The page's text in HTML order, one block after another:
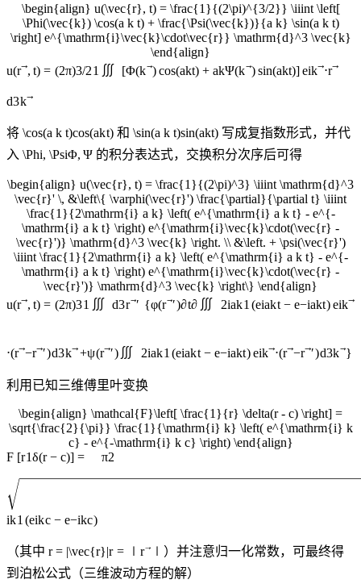
\begin{align} u(\vec{r}, t) = \frac{1}{(2\pi)^{3/2}} \iiint \left[
\Phi(\vec{k}) \cos(a k t) + \frac{\Psi(\vec{k})}{a k} \sin(a k t)
\right] e^{\mathrm{i}\vec{k}\cdot\vec{r}} \mathrm{d}^3 \vec{k}
\end{align}
u(r , t) = (2π)3/21 ∭ [Φ(k )cos(akt) + akΨ(k )sin(akt)]eik ⋅r
d3k
将 \cos(a k t)cos(akt)和 \sin(a k t)sin(akt) 写成复指数形式，并代
入 \Phi, \PsiΦ, Ψ的积分表达式，交换积分次序后可得
\begin{align} u(\vec{r}, t) = \frac{1}{(2\pi)^3} \iiint \mathrm{d}^3
\vec{r}' \, &\left\{ \varphi(\vec{r}') \frac{\partial}{\partial t} \iiint
\frac{1}{2\mathrm{i} a k} \left( e^{\mathrm{i} a k t} - e^{-
\mathrm{i} a k t} \right) e^{\mathrm{i}\vec{k}\cdot(\vec{r} -
\vec{r}')} \mathrm{d}^3 \vec{k} \right. \\ &\left. + \psi(\vec{r}')
\iiint \frac{1}{2\mathrm{i} a k} \left( e^{\mathrm{i} a k t} - e^{-
\mathrm{i} a k t} \right) e^{\mathrm{i}\vec{k}\cdot(\vec{r} -
\vec{r}')} \mathrm{d}^3 \vec{k} \right\} \end{align}
u(r , t) = (2π)31 ∭ d3r ′ {φ(r ′)∂t∂ ∭ 2iak1 (eiakt − e−iakt)eik
⋅(r −r ′)d3k +ψ(r ′) ∭ 2iak1 (eiakt − e−iakt)eik ⋅(r −r ′)d3k }
利用已知三维傅里叶变换
\begin{align} \mathcal{F}\left[ \frac{1}{r} \delta(r - c) \right] =
\sqrt{\frac{2}{\pi}} \frac{1}{\mathrm{i} k} \left( e^{\mathrm{i} k
c} - e^{-\mathrm{i} k c} \right) \end{align}
F [r1δ(r − c)] = π2
ik1 (eikc − e−ikc)
（其中 r = |\vec{r}|r = ∣r ∣ ）并注意归一化常数，可最终得
到泊松公式（三维波动方程的解）